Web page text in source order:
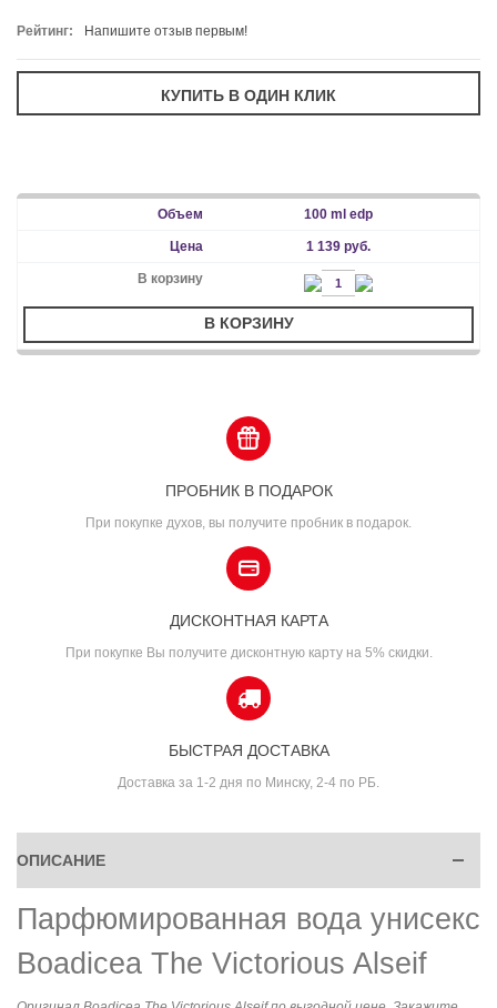
Рейтинг: Напишите отзыв первым!
100 ml edp
1 139 руб.
В КОРЗИНУ
ПРОБНИК В ПОДАРОК
При покупке духов, вы получите пробник в подарок.
ДИСКОНТНАЯ КАРТА
При покупке Вы получите дисконтную карту на 5% скидки.
БЫСТРАЯ ДОСТАВКА
Доставка за 1-2 дня по Минску, 2-4 по РБ.
ОПИСАНИЕ
Парфюмированная вода унисекс
Boadicea The Victorious Alseif